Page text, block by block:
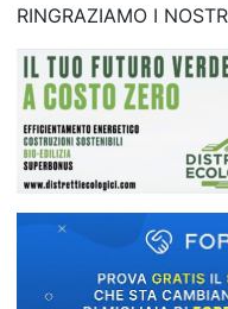
RINGRAZIAMO I